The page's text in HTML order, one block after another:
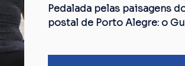
Pedalada pelas paisagens
postal de Porto Alegre: o